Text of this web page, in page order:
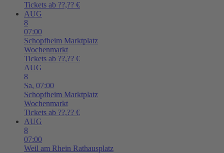
Tickets ab ??,?? €
AUG
8
07:00
Schopfheim Marktplatz
Wochenmarkt
Tickets ab ??,?? €
AUG
8
Sa, 07:00
Schopfheim Marktplatz
Wochenmarkt
Tickets ab ??,?? €
AUG
8
07:00
Weil am Rhein Rathausplatz